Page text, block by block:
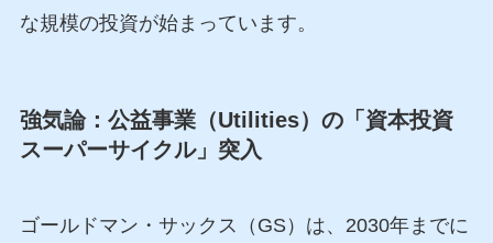
な規模の投資が始まっています。
強気論：公益事業（Utilities）の「資本投資
スーパーサイクル」突入
ゴールドマン・サックス（GS）は、2030年までに